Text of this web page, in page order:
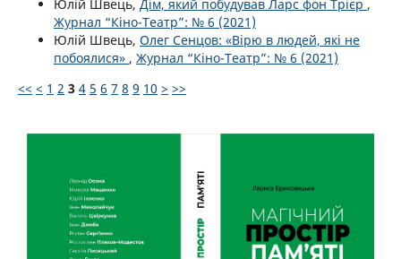
Юлій Швець, Дім, який побудував Ларс фон Трієр ,
Журнал “Кіно-Театр”: № 6 (2021)
Юлій Швець, Олег Сенцов: «Вірю в людей, які не
побоялися» , Журнал “Кіно-Театр”: № 6 (2021)
<< < 1 2 3 4 5 6 7 8 9 10 > >>